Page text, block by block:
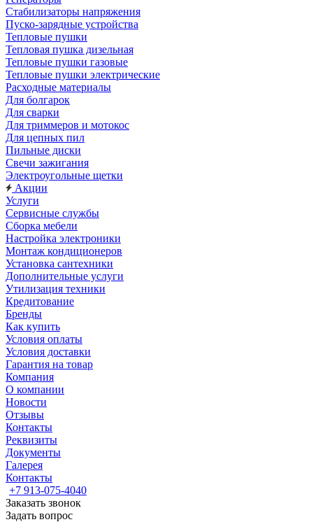
Стабилизаторы напряжения
Пуско-зарядные устройства
Тепловые пушки
Тепловая пушка дизельная
Тепловые пушки газовые
Тепловые пушки электрические
Расходные материалы
Для болгарок
Для сварки
Для триммеров и мотокос
Для цепных пил
Пильные диски
Свечи зажигания
Электроугольные щетки
Акции
Услуги
Сервисные службы
Сборка мебели
Настройка электроники
Монтаж кондиционеров
Установка сантехники
Дополнительные услуги
Утилизация техники
Кредитование
Бренды
Как купить
Условия оплаты
Условия доставки
Гарантия на товар
Компания
О компании
Новости
Отзывы
Контакты
Реквизиты
Документы
Галерея
Контакты
+7 913-075-4040
Заказать звонок
Задать вопрос